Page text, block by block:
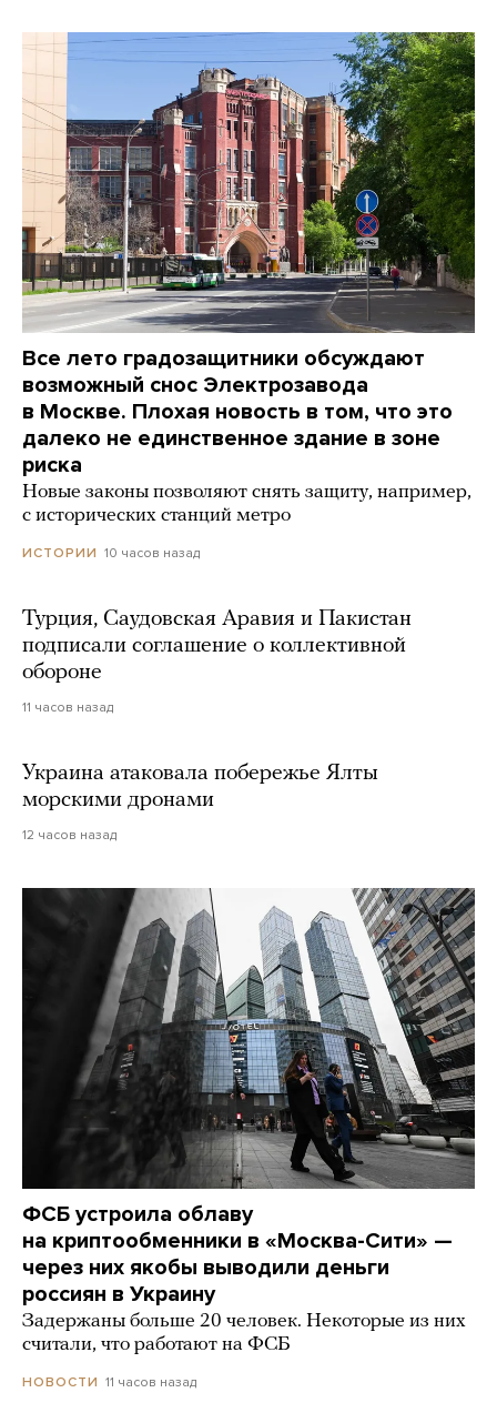
Все лето градозащитники обсуждают
возможный снос Электрозавода
в Москве. Плохая новость в том, что это
далеко не единственное здание в зоне
риска
Новые законы позволяют снять защиту, например,
с исторических станций метро
ИСТОРИИ 10 часов назад
Турция, Саудовская Аравия и Пакистан
подписали соглашение о коллективной
обороне
11 часов назад
Украина атаковала побережье Ялты
морскими дронами
12 часов назад
ФСБ устроила облаву
на криптообменники в «Москва-Сити» —
через них якобы выводили деньги
россиян в Украину
Задержаны больше 20 человек. Некоторые из них
считали, что работают на ФСБ
НОВОСТИ 11 часов назад